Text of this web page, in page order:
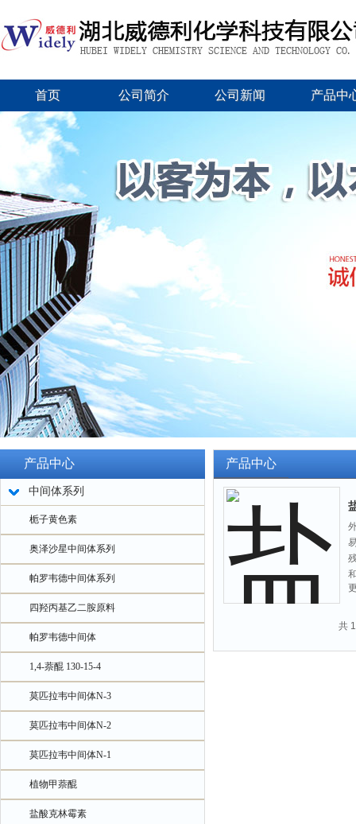
首页 公司简介 公司新闻 产品中
产品中心
中间体系列
栀子黄色素
奥泽沙星中间体系列
帕罗韦德中间体系列
四羟丙基乙二胺原料
帕罗韦德中间体
1,4-萘醌 130-15-4
莫匹拉韦中间体N-3
莫匹拉韦中间体N-2
莫匹拉韦中间体N-1
植物甲萘醌
盐酸克林霉素
产品中心
共